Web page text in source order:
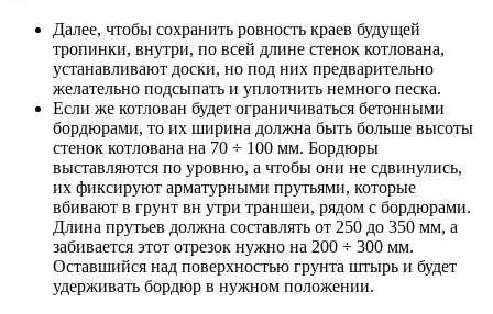
Далее, чтобы сохранить ровность краев будущей
тропинки, внутри, по всей длине стенок котлована,
устанавливают доски, но под них предварительно
желательно подсыпать и уплотнить немного песка.
Если же котлован будет ограничиваться бетонными
бордюрами, то их ширина должна быть больше высоты
стенок котлована на 70 ÷ 100 мм. Бордюры
выставляются по уровню, а чтобы они не сдвинулись,
их фиксируют арматурными прутьями, которые
вбивают в грунт вн утри траншеи, рядом с бордюрами.
Длина прутьев должна составлять от 250 до 350 мм, а
забивается этот отрезок нужно на 200 ÷ 300 мм.
Оставшийся над поверхностью грунта штырь и будет
удерживать бордюр в нужном положении.